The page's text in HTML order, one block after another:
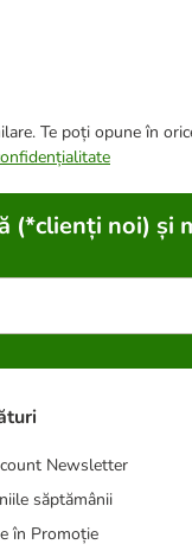
Te poți opune în
(*clienți noi) și
Newsletter
săptămânii
în Promoție